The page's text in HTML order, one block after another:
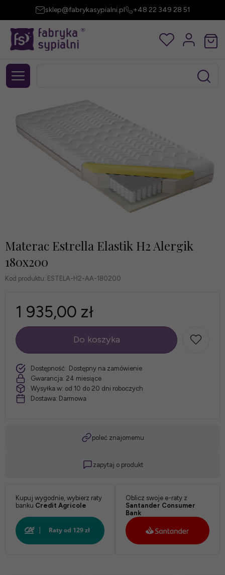
sklep@fabrykasypialni.pl +48 22 349 28 51
Materac Estrella Elastik H2 Alergik
180x200
Kod produktu: ESTELA-H2-AA-180200
1 935,00 zł
szt.
Do koszyka
Dostępność: Dostępny na zamówienie
Gwarancja: 24 miesiące
Wysyłka w: od 10 do 20 dni roboczych
Dostawa: Darmowa
poleć znajomemu
zapytaj o produkt
Kupuj wygodnie, wybierz raty
banku Credit Agricole
Oblicz swoje e-raty z
Santander Consumer
Bank